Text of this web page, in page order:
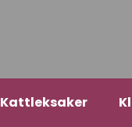
Kattleksaker